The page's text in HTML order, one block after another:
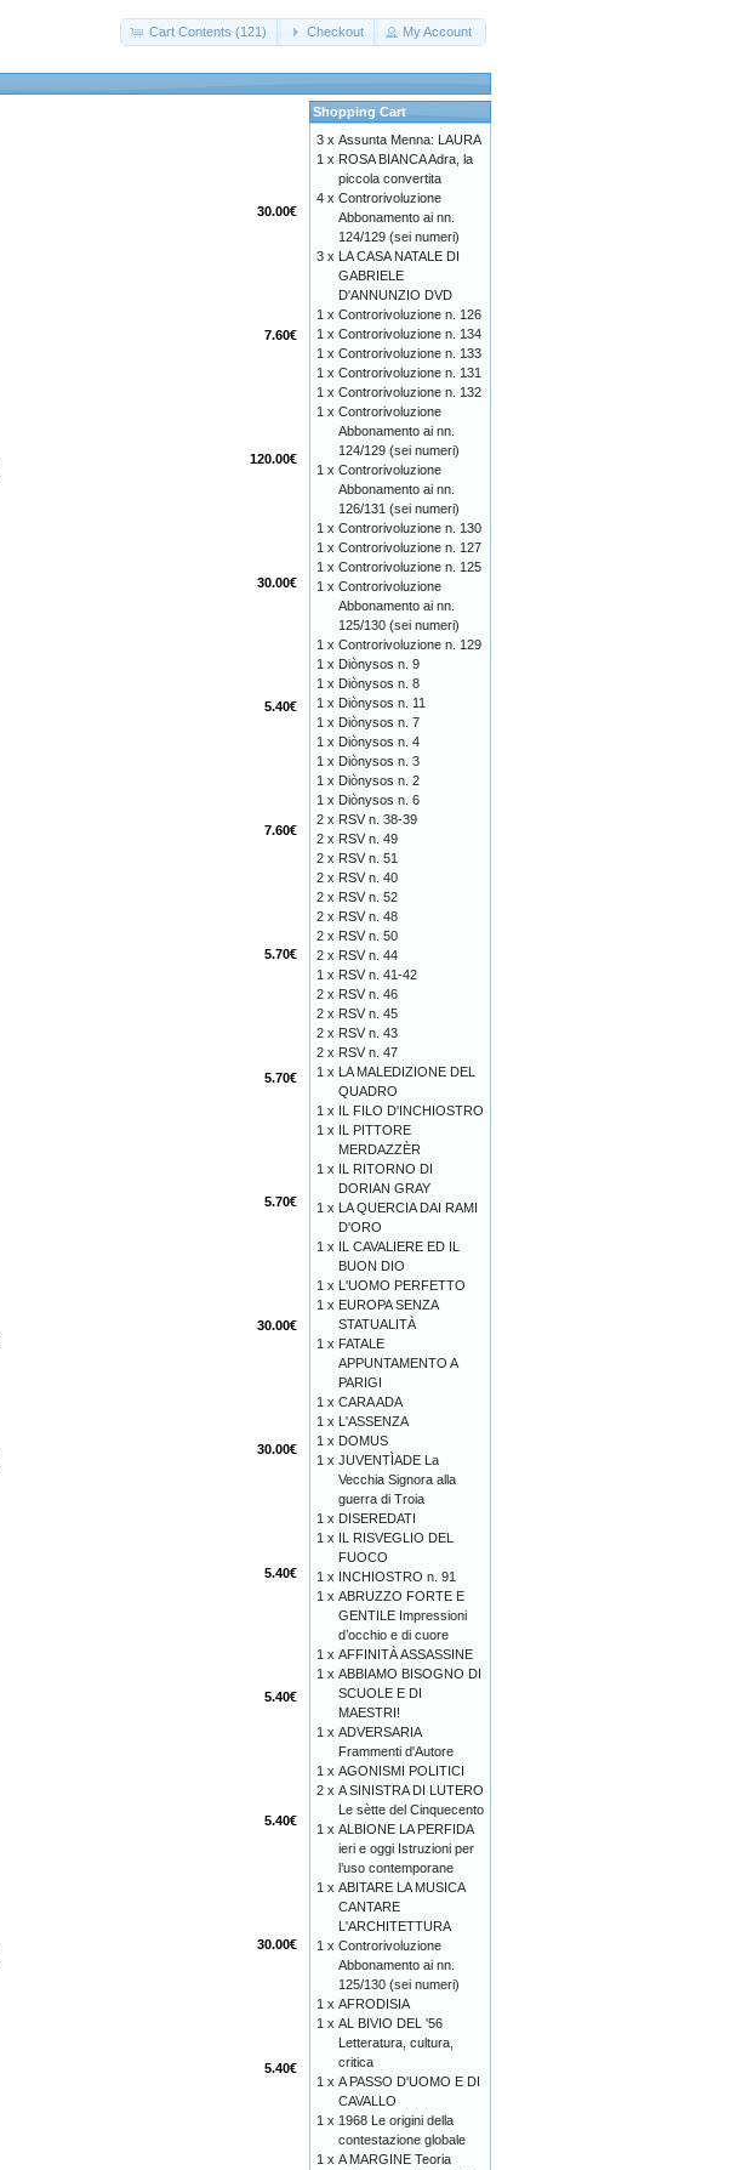
Cart Contents (121) Checkout My Account
30.00€
7.60€
120.00€
30.00€
5.40€
7.60€
5.70€
5.70€
5.70€
30.00€
30.00€
5.40€
5.40€
5.40€
30.00€
5.40€
Shopping Cart
3 x Assunta Menna: LAURA
1 x ROSA BIANCA Adra, la
piccola convertita
4 x Controrivoluzione
Abbonamento ai nn.
124/129 (sei numeri)
3 x LA CASA NATALE DI
GABRIELE
D'ANNUNZIO DVD
1 x Controrivoluzione n. 126
1 x Controrivoluzione n. 134
1 x Controrivoluzione n. 133
1 x Controrivoluzione n. 131
1 x Controrivoluzione n. 132
1 x Controrivoluzione
Abbonamento ai nn.
124/129 (sei numeri)
1 x Controrivoluzione
Abbonamento ai nn.
126/131 (sei numeri)
1 x Controrivoluzione n. 130
1 x Controrivoluzione n. 127
1 x Controrivoluzione n. 125
1 x Controrivoluzione
Abbonamento ai nn.
125/130 (sei numeri)
1 x Controrivoluzione n. 129
1 x Diònysos n. 9
1 x Diònysos n. 8
1 x Diònysos n. 11
1 x Diònysos n. 7
1 x Diònysos n. 4
1 x Diònysos n. 3
1 x Diònysos n. 2
1 x Diònysos n. 6
2 x RSV n. 38-39
2 x RSV n. 49
2 x RSV n. 51
2 x RSV n. 40
2 x RSV n. 52
2 x RSV n. 48
2 x RSV n. 50
2 x RSV n. 44
1 x RSV n. 41-42
2 x RSV n. 46
2 x RSV n. 45
2 x RSV n. 43
2 x RSV n. 47
1 x LA MALEDIZIONE DEL
QUADRO
1 x IL FILO D'INCHIOSTRO
1 x IL PITTORE
MERDAZZÈR
1 x IL RITORNO DI
DORIAN GRAY
1 x LA QUERCIA DAI RAMI
D'ORO
1 x IL CAVALIERE ED IL
BUON DIO
1 x L'UOMO PERFETTO
1 x EUROPA SENZA
STATUALITÀ
1 x FATALE
APPUNTAMENTO A
PARIGI
1 x CARA ADA
1 x L'ASSENZA
1 x DOMUS
1 x JUVENTÌADE La
Vecchia Signora alla
guerra di Troia
1 x DISEREDATI
1 x IL RISVEGLIO DEL
FUOCO
1 x INCHIOSTRO n. 91
1 x ABRUZZO FORTE E
GENTILE Impressioni
d’occhio e di cuore
1 x AFFINITÀ ASSASSINE
1 x ABBIAMO BISOGNO DI
SCUOLE E DI
MAESTRI!
1 x ADVERSARIA
Frammenti d'Autore
1 x AGONISMI POLITICI
2 x A SINISTRA DI LUTERO
Le sètte del Cinquecento
1 x ALBIONE LA PERFIDA
ieri e oggi Istruzioni per
l’uso contemporane
1 x ABITARE LA MUSICA
CANTARE
L'ARCHITETTURA
1 x Controrivoluzione
Abbonamento ai nn.
125/130 (sei numeri)
1 x AFRODISIA
1 x AL BIVIO DEL '56
Letteratura, cultura,
critica
1 x A PASSO D'UOMO E DI
CAVALLO
1 x 1968 Le origini della
contestazione globale
1 x A MARGINE Teoria